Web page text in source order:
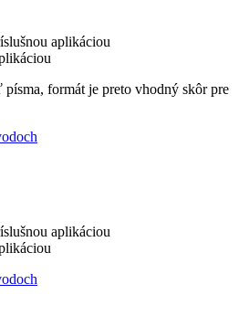
aplikáciou
formát je preto vhodný skôr pre
aplikáciou